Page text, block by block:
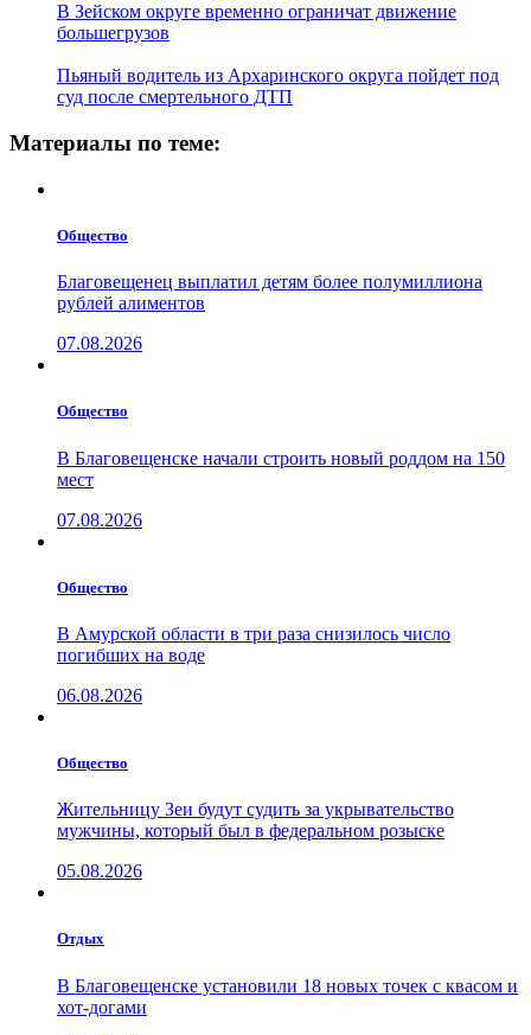
В Зейском округе временно ограничат движение
большегрузов
Пьяный водитель из Архаринского округа пойдет под
суд после смертельного ДТП
Материалы по теме:
Общество
Благовещенец выплатил детям более полумиллиона
рублей алиментов
07.08.2026
Общество
В Благовещенске начали строить новый роддом на 150
мест
07.08.2026
Общество
В Амурской области в три раза снизилось число
погибших на воде
06.08.2026
Общество
Жительницу Зеи будут судить за укрывательство
мужчины, который был в федеральном розыске
05.08.2026
Отдых
В Благовещенске установили 18 новых точек с квасом и
хот-догами